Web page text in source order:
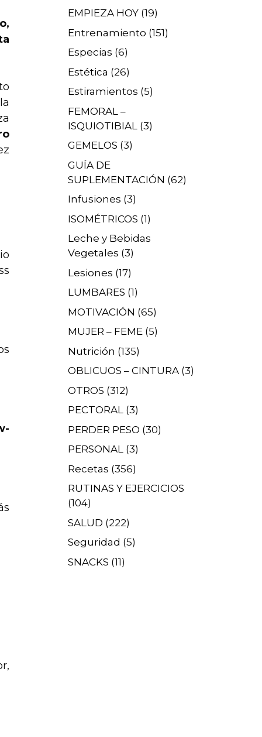
EMPIEZA HOY (19)
Entrenamiento (151)
Especias (6)
Estética (26)
Estiramientos (5)
FEMORAL –
ISQUIOTIBIAL (3)
GEMELOS (3)
GUÍA DE
SUPLEMENTACIÓN (62)
Infusiones (3)
ISOMÉTRICOS (1)
Leche y Bebidas
Vegetales (3)
Lesiones (17)
LUMBARES (1)
MOTIVACIÓN (65)
MUJER – FEME (5)
Nutrición (135)
OBLICUOS – CINTURA (3)
OTROS (312)
PECTORAL (3)
PERDER PESO (30)
PERSONAL (3)
Recetas (356)
RUTINAS Y EJERCICIOS
(104)
SALUD (222)
Seguridad (5)
SNACKS (11)